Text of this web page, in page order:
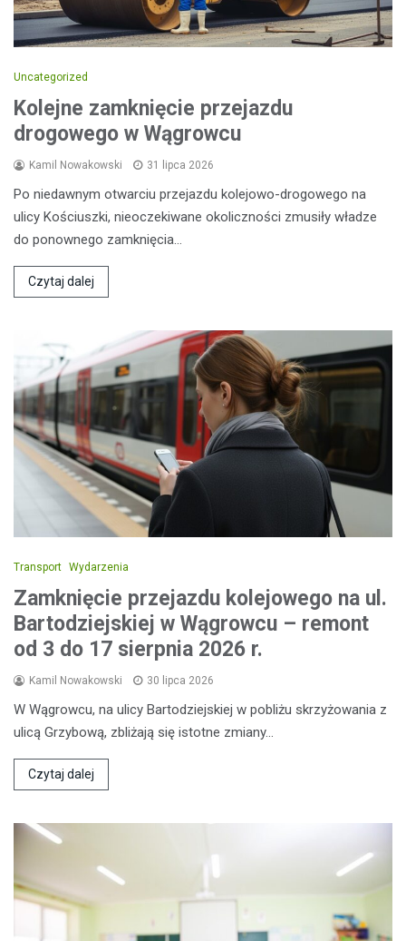
Uncategorized
Kolejne zamknięcie przejazdu
drogowego w Wągrowcu
Kamil Nowakowski 31 lipca 2026
Po niedawnym otwarciu przejazdu kolejowo-drogowego na
ulicy Kościuszki, nieoczekiwane okoliczności zmusiły władze
do ponownego zamknięcia…
Czytaj dalej
Transport Wydarzenia
Zamknięcie przejazdu kolejowego na ul.
Bartodziejskiej w Wągrowcu – remont
od 3 do 17 sierpnia 2026 r.
Kamil Nowakowski 30 lipca 2026
W Wągrowcu, na ulicy Bartodziejskiej w pobliżu skrzyżowania z
ulicą Grzybową, zbliżają się istotne zmiany…
Czytaj dalej